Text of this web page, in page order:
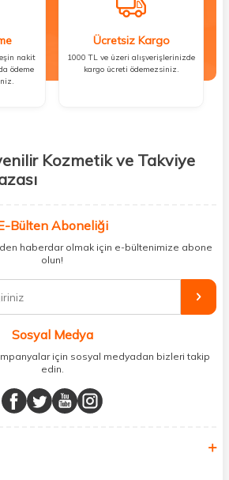
nakit
ödeme
Ücretsiz Kargo
1000 TL ve üzeri alışverişlerinizde
kargo ücreti ödemezsiniz.
Kozmetik ve Takviye
edici gıda ürünlerini sizlerle
mağaza dolaşmanıza gerek yok;
bir çatı altında topluyor ve kapınıza kadar
sağlık ürünleriyle güzelliğinizi tamamlayabilir,
için güvenilir takviye edici gıdalara
ürünü uygun fiyat ve hızlı kargo avantajıyla
deneyiminizi en iyi hale getiriyoruz.
için aradığınız her şey burada!
katmak için bize katılın!
Bülten Aboneliği
haberdar olmak için e-bültenimize abone
olun!
Sosyal Medya
için sosyal medyadan bizleri takip
edin.